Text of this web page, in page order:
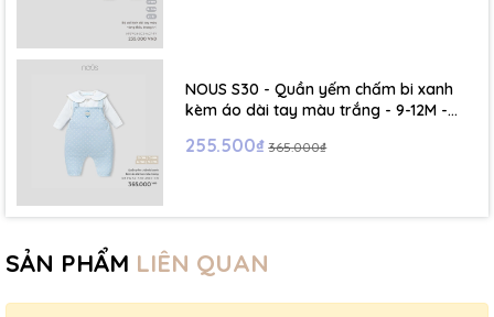
NOUS S30 - Quần yếm chấm bi xanh
kèm áo dài tay màu trắng - 9-12M -
255.500₫ 365.000₫
SẢN PHẨM LIÊN QUAN